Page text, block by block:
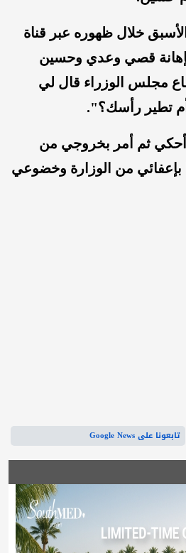
خلال ظهوره عبر قناة
بإهانة قصي وعدي وحسين
مجلس الوزراء قال لي
تطير رأسك؟".
ثم أمر بخروجي من
بإعفائي من الوزارة وخضوعي
تابعونا على Google News